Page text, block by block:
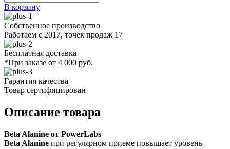
В корзину
Собственное производство
Работаем с 2017, точек продаж 17
Бесплатная доставка
*При заказе от 4 000 руб.
Гарантия качества
Товар сертифицирован
Описание товара
Beta Alanine от PowerLabs
Beta Alanine при регулярном приеме повышает уровень